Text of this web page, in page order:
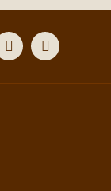
eksik bilgiler
alternatifler olmalı.